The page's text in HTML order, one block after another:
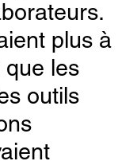
plus à
que les
outils